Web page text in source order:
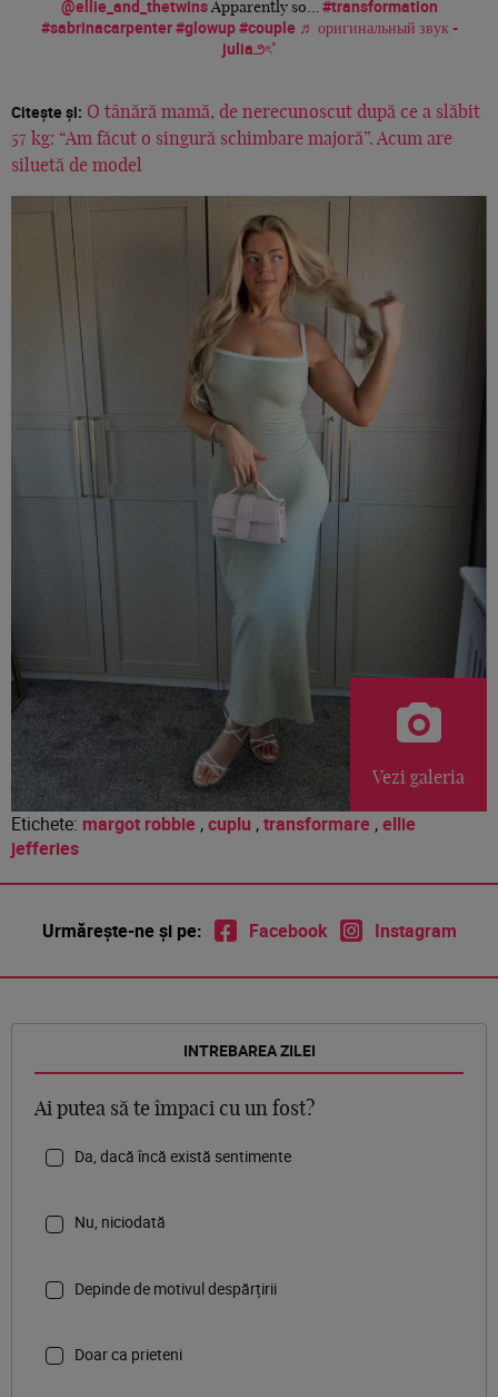
@ellie_and_thetwinsApparently so… #transformation
#sabrinacarpenter#glowup#couple ♬ оригинальный звук -
julia౨ৎ˚
Citește și: O tânără mamă, de nerecunoscut după ce a slăbit
57 kg: “Am făcut o singură schimbare majoră”. Acum are
siluetă de model
Vezi galeria
Etichete: margot robbie ,cuplu ,transformare ,ellie
jefferies
Urmărește-ne și pe: Facebook Instagram
INTREBAREA ZILEI
Ai putea să te împaci cu un fost?
Da, dacă încă există sentimente
Nu, niciodată
Depinde de motivul despărțirii
Doar ca prieteni